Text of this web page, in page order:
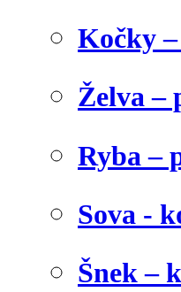
Kočky
Želva –
Ryba –
Sova -
Šnek –